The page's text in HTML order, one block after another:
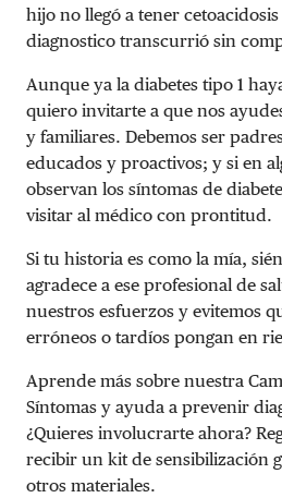
hijo no llegó a tener
diagnostico transcurrió sin
Aunque ya la diabetes tipo 1
quiero invitarte a que nos
y familiares. Debemos ser
educados y proactivos; y si en
observan los síntomas de
visitar al médico con prontitud.
Si tu historia es como la mía,
agradece a ese profesional de
nuestros esfuerzos y evitemos
erróneos o tardíos pongan en
Aprende más sobre nuestra
Síntomas y ayuda a prevenir
¿Quieres involucrarte ahora?
recibir un kit de sensibilización
otros materiales.